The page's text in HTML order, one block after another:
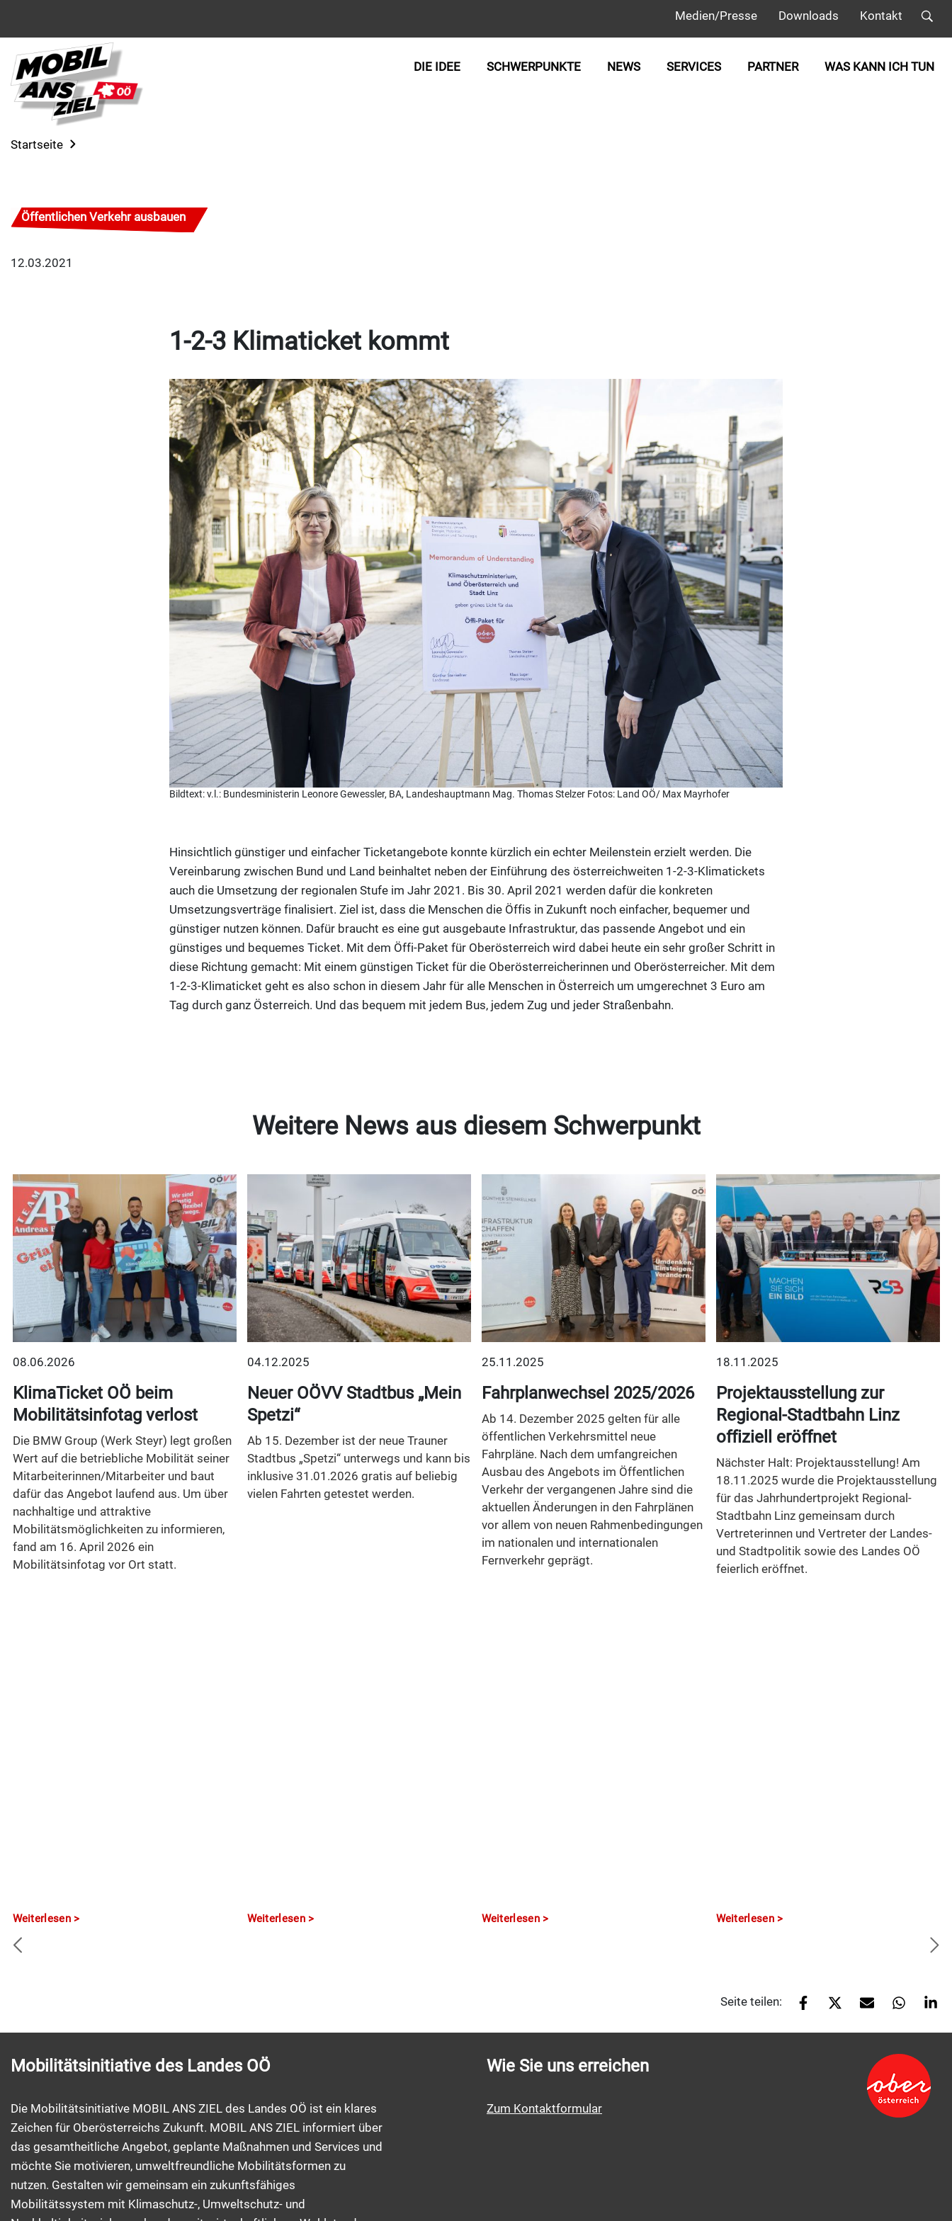
Medien/Presse Downloads Kontakt
DIE IDEE SCHWERPUNKTE NEWS SERVICES PARTNER WAS KANN ICH TUN
Startseite
Öffentlichen Verkehr ausbauen
12.03.2021
1-2-3 Klimaticket kommt
Bildtext: v.l.: Bundesministerin Leonore Gewessler, BA, Landeshauptmann Mag. Thomas Stelzer Fotos: Land OÖ/ Max Mayrhofer
Hinsichtlich günstiger und einfacher Ticketangebote konnte kürzlich ein echter Meilenstein erzielt werden. Die
Vereinbarung zwischen Bund und Land beinhaltet neben der Einführung des österreichweiten 1-2-3-Klimatickets
auch die Umsetzung der regionalen Stufe im Jahr 2021. Bis 30. April 2021 werden dafür die konkreten
Umsetzungsverträge finalisiert. Ziel ist, dass die Menschen die Öffis in Zukunft noch einfacher, bequemer und
günstiger nutzen können. Dafür braucht es eine gut ausgebaute Infrastruktur, das passende Angebot und ein
günstiges und bequemes Ticket. Mit dem Öffi-Paket für Oberösterreich wird dabei heute ein sehr großer Schritt in
diese Richtung gemacht: Mit einem günstigen Ticket für die Oberösterreicherinnen und Oberösterreicher. Mit dem
1-2-3-Klimaticket geht es also schon in diesem Jahr für alle Menschen in Österreich um umgerechnet 3 Euro am
Tag durch ganz Österreich. Und das bequem mit jedem Bus, jedem Zug und jeder Straßenbahn.
Weitere News aus diesem Schwerpunkt
08.06.2026
KlimaTicket OÖ beim
Mobilitätsinfotag verlost
Die BMW Group (Werk Steyr) legt großen
Wert auf die betriebliche Mobilität seiner
Mitarbeiterinnen/Mitarbeiter und baut
dafür das Angebot laufend aus. Um über
nachhaltige und attraktive
Mobilitätsmöglichkeiten zu informieren,
fand am 16. April 2026 ein
Mobilitätsinfotag vor Ort statt.
Weiterlesen
04.12.2025
Neuer OÖVV Stadtbus „Mein
Spetzi“
Ab 15. Dezember ist der neue Trauner
Stadtbus „Spetzi“ unterwegs und kann bis
inklusive 31.01.2026 gratis auf beliebig
vielen Fahrten getestet werden.
Weiterlesen
25.11.2025
Fahrplanwechsel 2025/2026
Ab 14. Dezember 2025 gelten für alle
öffentlichen Verkehrsmittel neue
Fahrpläne. Nach dem umfangreichen
Ausbau des Angebots im Öffentlichen
Verkehr der vergangenen Jahre sind die
aktuellen Änderungen in den Fahrplänen
vor allem von neuen Rahmenbedingungen
im nationalen und internationalen
Fernverkehr geprägt.
Weiterlesen
18.11.2025
Projektausstellung zur
Regional-Stadtbahn Linz
offiziell eröffnet
Nächster Halt: Projektausstellung! Am
18.11.2025 wurde die Projektausstellung
für das Jahrhundertprojekt Regional-
Stadtbahn Linz gemeinsam durch
Vertreterinnen und Vertreter der Landes-
und Stadtpolitik sowie des Landes OÖ
feierlich eröffnet.
Weiterlesen
Seite teilen:
Mobilitätsinitiative des Landes OÖ
Die Mobilitätsinitiative MOBIL ANS ZIEL des Landes OÖ ist ein klares
Zeichen für Oberösterreichs Zukunft. MOBIL ANS ZIEL informiert über
das gesamtheitliche Angebot, geplante Maßnahmen und Services und
möchte Sie motivieren, umweltfreundliche Mobilitätsformen zu
nutzen. Gestalten wir gemeinsam ein zukunftsfähiges
Mobilitätssystem mit Klimaschutz-, Umweltschutz- und
Wie Sie uns erreichen
Zum Kontaktformular